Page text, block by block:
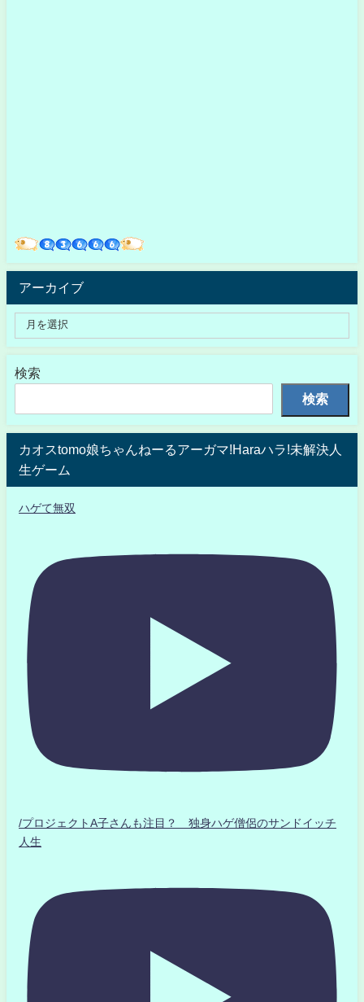
アーカイブ
検索
検索
カオスtomo娘ちゃんねーるアーガマ!Haraハラ!未解決人
生ゲーム
ハゲて無双
/プロジェクトA子さんも注目？ 独身ハゲ僧侶のサンドイッチ
人生